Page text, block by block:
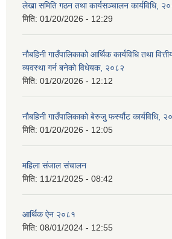
लेखा समिति गठन तथा कार्यसञ्चालन कार्यविधि,
मिति: 01/20/2026 - 12:29
नौबहिनी गाउँपालिकाको आर्थिक कार्यविधि तथा
व्यवस्था गर्न बनेको विधेयक, २०८२
मिति: 01/20/2026 - 12:12
नौबहिनी गाउँपालिकाको बेरुजु फर्स्यौट कार्यविधि,
मिति: 01/20/2026 - 12:05
महिला संजाल संचालन
मिति: 11/21/2025 - 08:42
आर्थिक ‌ऐन २०८१
मिति: 08/01/2024 - 12:55